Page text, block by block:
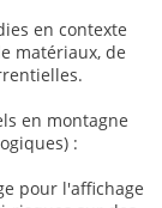
en contexte
matériaux, de
en montagne
:
pour l'affichage